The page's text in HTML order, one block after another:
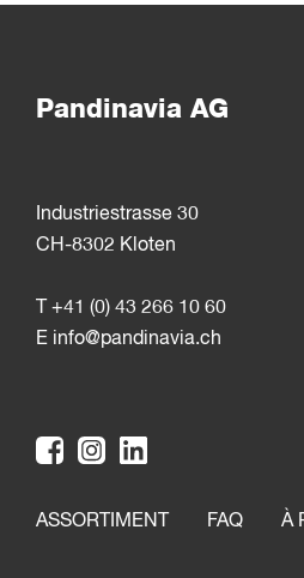
Pandinavia AG
Industriestrasse 30
CH-8302 Kloten
T +41 (0) 43 266 10 60
E info@pandinavia.ch
ASSORTIMENT FAQ À